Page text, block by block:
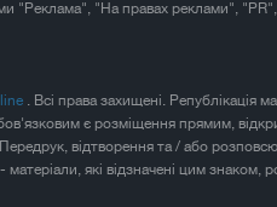
"Реклама", "На правах реклами",
. Всі права захищені. Републікація
є розміщення прямим,
відтворення та / або
які відзначені цим знаком,